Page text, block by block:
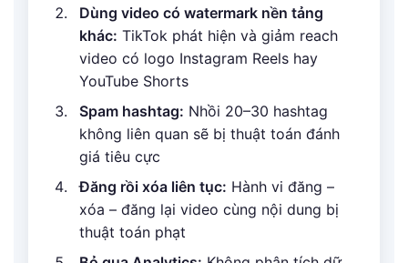
Dùng video có watermark nền tảng
khác: TikTok phát hiện và giảm reach
video có logo Instagram Reels hay
YouTube Shorts
Spam hashtag: Nhồi 20–30 hashtag
không liên quan sẽ bị thuật toán đánh
giá tiêu cực
Đăng rồi xóa liên tục: Hành vi đăng –
xóa – đăng lại video cùng nội dung bị
thuật toán phạt